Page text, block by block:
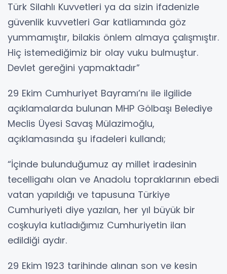
Türk Silahlı Kuvvetleri ya da sizin ifadenizle
güvenlik kuvvetleri Gar katliamında göz
yummamıştır, bilakis önlem almaya çalışmıştır.
Hiç istemediğimiz bir olay vuku bulmuştur.
Devlet gereğini yapmaktadır”
29 Ekim Cumhuriyet Bayramı’nı ile ilgilide
açıklamalarda bulunan MHP Gölbaşı Belediye
Meclis Üyesi Savaş Mülazimoğlu,
açıklamasında şu ifadeleri kullandı;
“İçinde bulunduğumuz ay millet iradesinin
tecelligahı olan ve Anadolu topraklarının ebedi
vatan yapıldığı ve tapusuna Türkiye
Cumhuriyeti diye yazılan, her yıl büyük bir
coşkuyla kutladığımız Cumhuriyetin ilan
edildiği aydır.
29 Ekim 1923 tarihinde alınan son ve kesin